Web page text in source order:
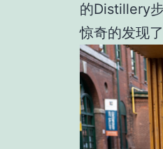
的Distillery
惊奇的发现